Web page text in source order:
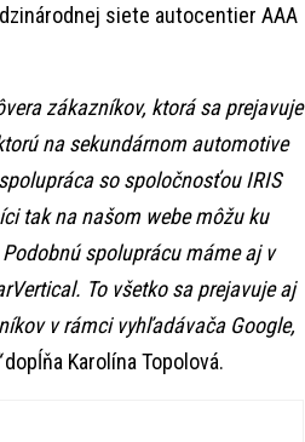
siete autocentier AAA
zákazníkov, ktorá sa prejavuje
na sekundárnom automotive
so spoločnosťou IRIS
tak na našom webe môžu ku
spoluprácu máme aj v
To všetko sa prejavuje aj
v rámci vyhľadávača Google,
dopĺňa Karolína Topolová.